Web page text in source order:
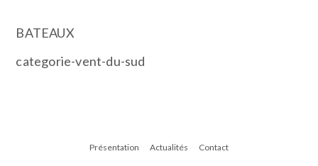
BATEAUX
categorie-vent-du-sud
Présentation Actualités Contact